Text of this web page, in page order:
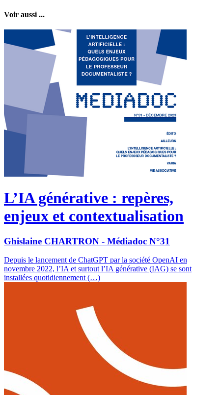
Voir aussi ...
L’IA générative : repères,
enjeux et contextualisation
Ghislaine CHARTRON - Médiadoc N°31
Depuis le lancement de ChatGPT par la société OpenAI en
novembre 2022, l’IA et surtout l’IA générative (IAG) se sont
installées quotidiennement (…)